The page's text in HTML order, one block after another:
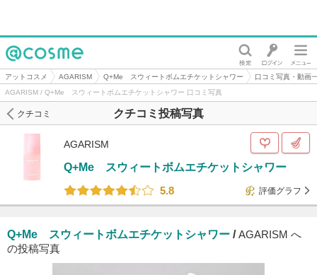
@cosme
アットコスメ AGARISM Q+Me スウィートボムエチケットシャワー
口コミ写真・動画
AGARISM / Q+Me スウィートボムエチケットシャワー 口コミ写真
クチコミ投稿写真
クチコミ
AGARISM
Q+Me スウィートボムエチケットシャワー
5.8
評価グラフ
Q+Me スウィートボムエチケットシャワー /AGARISM へ
の投稿写真